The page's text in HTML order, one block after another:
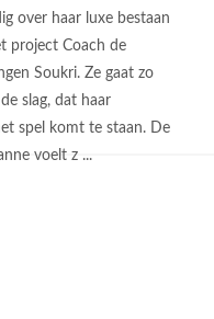
over haar luxe bestaan
project Coach de
Soukri. Ze gaat zo
slag, dat haar
spel komt te staan. De
voelt z ...